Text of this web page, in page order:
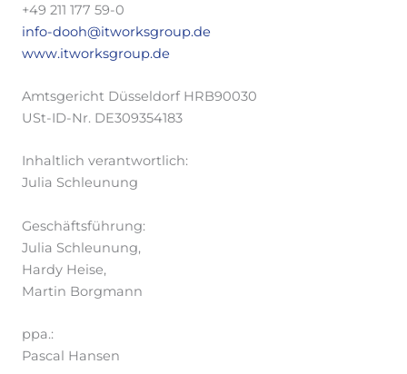
+49 211 177 59-0
info-dooh@itworksgroup.de
www.itworksgroup.de
Amtsgericht Düsseldorf HRB90030
USt-ID-Nr. DE309354183
Inhaltlich verantwortlich:
Julia Schleunung
Geschäftsführung:
Julia Schleunung,
Hardy Heise,
Martin Borgmann
ppa.:
Pascal Hansen